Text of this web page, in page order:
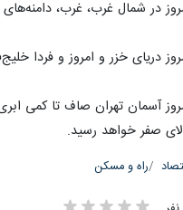
در شمال غرب، غرب،
دریای خزر و امروز و فردا
صفر خواهد رسید.
راه و مسکن